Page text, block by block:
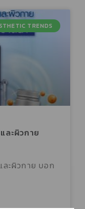
TRENDS
ละผิวกาย
ะผิวกาย บอก